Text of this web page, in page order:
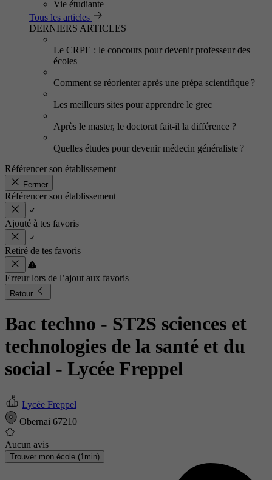
Vie étudiante
Tous les articles
DERNIERS ARTICLES
Le CRPE : le concours pour devenir professeur des
écoles
Comment se réorienter après une prépa scientifique ?
Les meilleurs sites pour apprendre le grec
Après le master, le doctorat fait-il la différence ?
Quelles études pour devenir médecin généraliste ?
Référencer son établissement
Fermer
Référencer son établissement
Ajouté à tes favoris
Retiré de tes favoris
Erreur lors de l’ajout aux favoris
Retour
Bac techno - ST2S sciences et
technologies de la santé et du
social - Lycée Freppel
Lycée Freppel
Obernai 67210
Aucun avis
Trouver mon école (1min)